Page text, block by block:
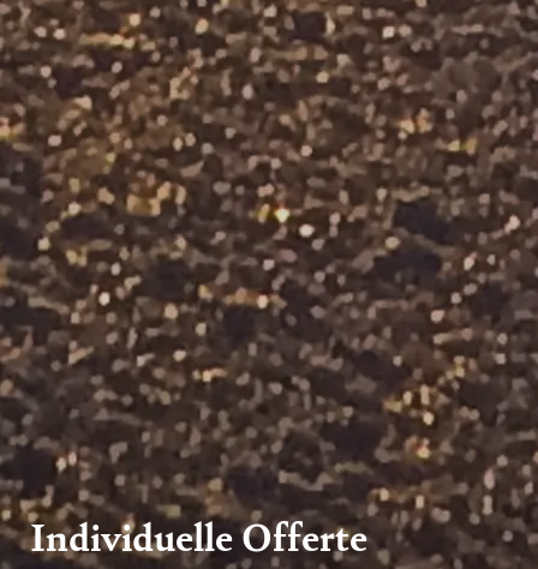
Individuelle Offerte